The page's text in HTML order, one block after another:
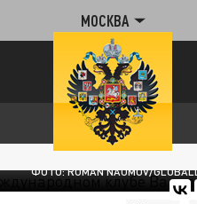
МОСКВА
ФОТО: ROMAN NAUMOV/